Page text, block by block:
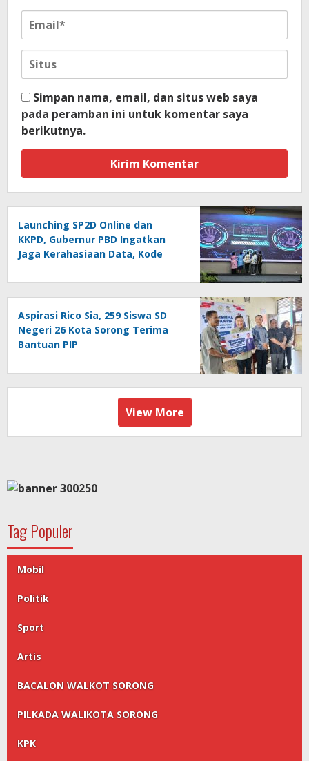
Simpan nama, email, dan situs web saya
pada peramban ini untuk komentar saya
berikutnya.
Launching SP2D Online dan
KKPD, Gubernur PBD Ingatkan
Jaga Kerahasiaan Data, Kode
Aspirasi Rico Sia, 259 Siswa SD
Negeri 26 Kota Sorong Terima
Bantuan PIP
View More
Tag Populer
Mobil
Politik
Sport
Artis
BACALON WALKOT SORONG
PILKADA WALIKOTA SORONG
KPK